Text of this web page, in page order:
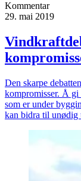
Kommentar
29. mai 2019
Den skarpe
kompromisser. Å
som er under
kan bidra til unødig